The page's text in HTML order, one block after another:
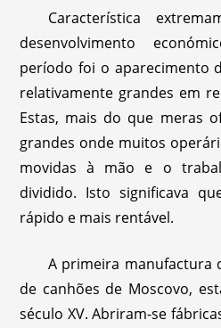
Característica
desenvolvimento
período foi o aparecimento
relativamente grandes em
Estas, mais do que meras
grandes onde muitos
movidas à mão e o
dividido. Isto significava
rápido e mais rentável.
A primeira manufactura
de canhões de Moscovo,
século XV. Abriram-se